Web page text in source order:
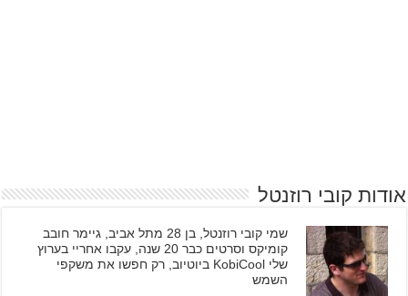
אודות קובי רוזנטל
שמי קובי רוזנטל, בן 28 מתל אביב, גיימר חובב
קומיקס וסרטים כבר 20 שנה, עקבו אחריי בערוץ
שלי KobiCool ביוטיוב, רק חפשו את משקפי
השמש